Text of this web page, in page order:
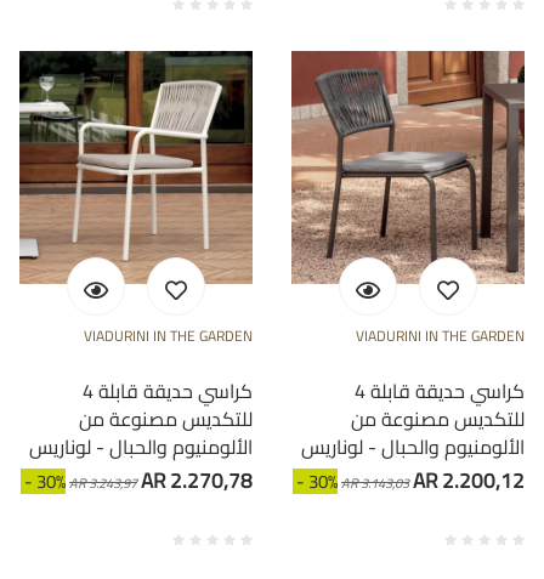
VIADURINI IN THE GARDEN
4 كراسي حديقة قابلة
للتكديس مصنوعة من
الألومنيوم والحبال - لوناريس
- 30%AR 3.243,97AR 2.270,78
VIADURINI IN THE GARDEN
4 كراسي حديقة قابلة
للتكديس مصنوعة من
الألومنيوم والحبال - لوناريس
- 30%AR 3.143,03AR 2.200,12